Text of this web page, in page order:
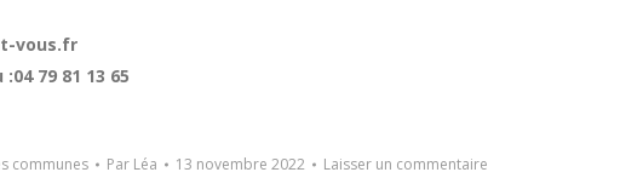
vous.fr
79 81 13 65
communes Par Léa 13 novembre 2022 Laisser un commentaire